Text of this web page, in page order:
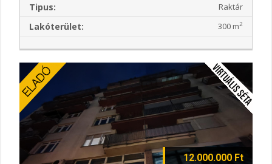
Tipus:
Raktár
Lakóterület: 300 m2
12.000.000 Ft